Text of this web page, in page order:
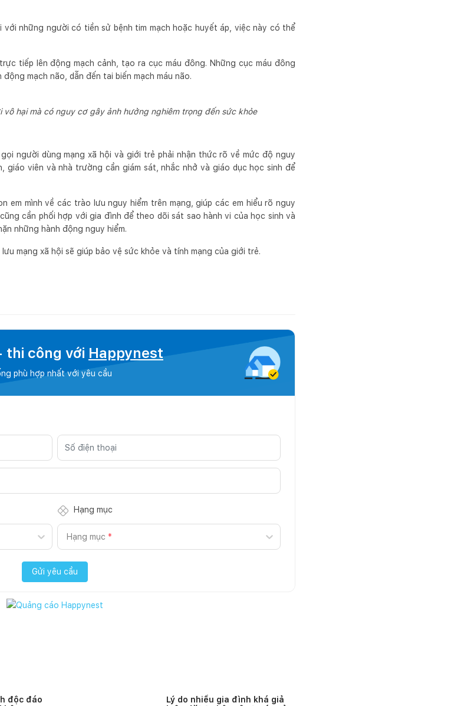
với những người có tiền sử bệnh tim mạch hoặc huyết áp, việc này có thể
tiếp lên động mạch cảnh, tạo ra cục máu đông. Những cục máu đông
mạch não, dẫn đến tai biến mạch máu não.
hại mà có nguy cơ gây ảnh hưởng nghiêm trọng đến sức khỏe
người dùng mạng xã hội và giới trẻ phải nhận thức rõ về mức độ nguy
giáo viên và nhà trường cần giám sát, nhắc nhở và giáo dục học sinh để
em mình về các trào lưu nguy hiểm trên mạng, giúp các em hiểu rõ nguy
cần phối hợp với gia đình để theo dõi sát sao hành vi của học sinh và
những hành động nguy hiểm.
mạng xã hội sẽ giúp bảo vệ sức khỏe và tính mạng của giới trẻ.
thi công với Happynest
phù hợp nhất với yêu cầu
Hạng mục
Hạng mục *
Gửi yêu cầu
độc đáo
Lý do nhiều gia đình khá giả